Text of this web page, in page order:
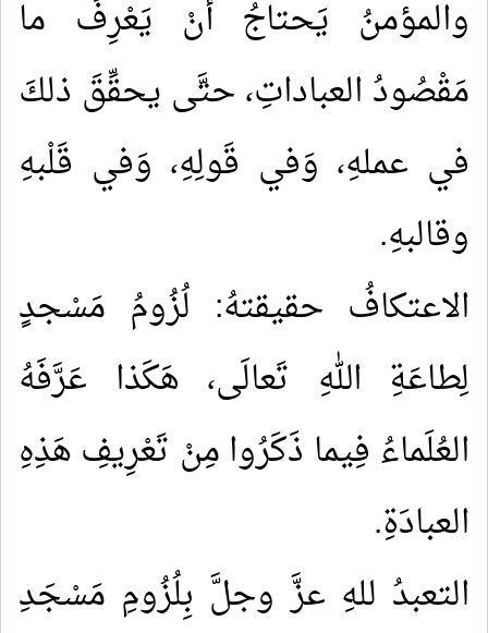
والمؤمنُ يَحتاجُ أَنْ يَعْرِفَ ما
مَقْصُودُ العباداتِ، حتَّى يحقِّقَ ذلكَ
في عملهِ، وَفي قَولِهِ، وَفي قَلْبهِ
وقالبهِ.
الاعتكافُ حقيقتهُ: لُزُومُ مَسْجدٍ
لِطاعَةِ اللهِ تَعالَى، هَكَذا عَرَّفَهُ
العُلَماءُ فِيما ذَكَرُوا مِنْ تَعْرِيفِ هَذِهِ
العبادَةِ.
التعبدُ للهِ عزَّ وجلَّ بِلُزُومِ مَسْجَدِ